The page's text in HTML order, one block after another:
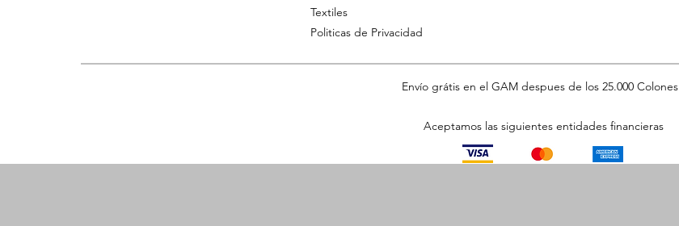
Textiles
Politicas de Privacidad
Envío grátis en el GAM despues de los 25.000 Colones
Aceptamos las siguientes entidades financieras